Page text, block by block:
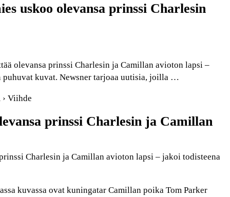
uskoo olevansa prinssi Charlesin
olevansa prinssi Charlesin ja Camillan avioton lapsi –
puhuvat kuvat. Newsner tarjoaa uutisia, joilla …
Viihde
prinssi Charlesin ja Camillan
Charlesin ja Camillan avioton lapsi – jakoi todisteena
kuvassa ovat kuningatar Camillan poika Tom Parker